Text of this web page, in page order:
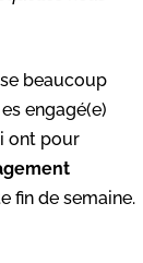
beaucoup
engagé(e)
ont pour
fin de semaine.